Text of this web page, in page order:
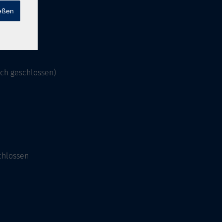
geschlossen)